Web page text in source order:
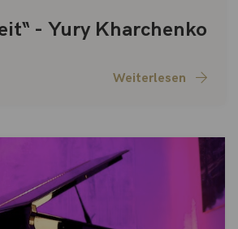
- Yury Kharchenko
Weiterlesen